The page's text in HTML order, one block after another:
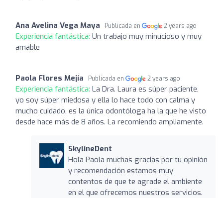
Ana Avelina Vega Maya Publicada en 2 years ago
Experiencia fantástica: Un trabajo muy minucioso y muy
amable
Paola Flores Mejía Publicada en 2 years ago
Experiencia fantástica: La Dra. Laura es súper paciente,
yo soy súper miedosa y ella lo hace todo con calma y
mucho cuidado, es la única odontóloga ha la que he visto
desde hace más de 8 años. La recomiendo ampliamente.
SkylineDent
Hola Paola muchas gracias por tu opinión
y recomendación estamos muy
contentos de que te agrade el ambiente
en el que ofrecemos nuestros servicios.